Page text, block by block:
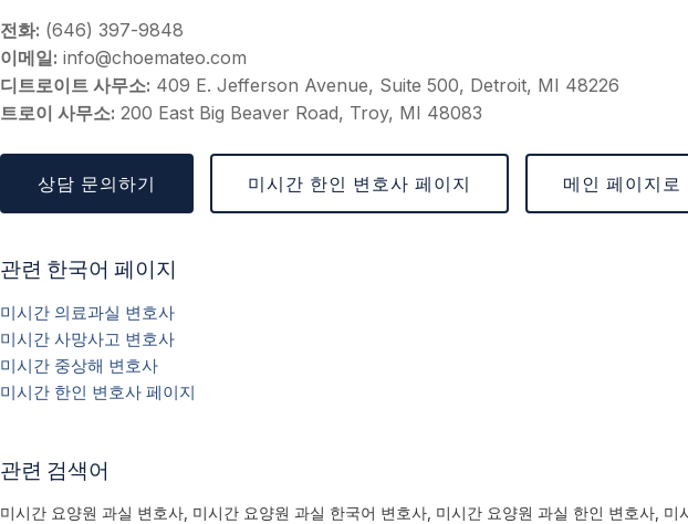
전화: (646) 397-9848
이메일: info@choemateo.com
디트로이트 사무소: 409 E. Jefferson Avenue, Suite 500, Detroit, MI 48226
트로이 사무소: 200 East Big Beaver Road, Troy, MI 48083
상담 문의하기 미시간 한인 변호사 페이지 메인 페이지로
관련 한국어 페이지
미시간 의료과실 변호사
미시간 사망사고 변호사
미시간 중상해 변호사
미시간 한인 변호사 페이지
관련 검색어
미시간 요양원 과실 변호사, 미시간 요양원 과실 한국어 변호사, 미시간 요양원 과실 한인 변호사, 미